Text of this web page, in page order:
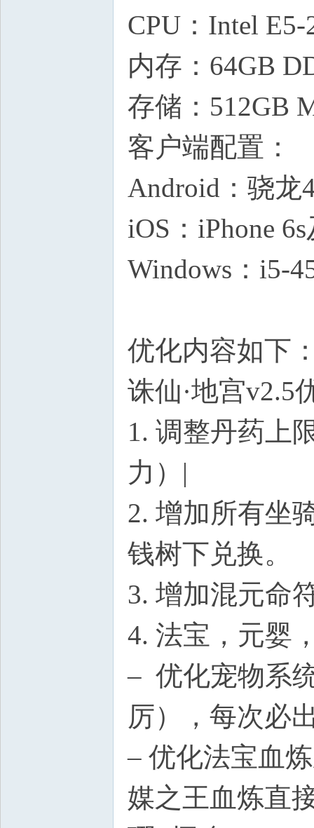
CPU：Intel
内存：64GB
存储：512GB
客户端配置：
Android：骁龙
iOS：iPhone
Windows：i5-
优化内容如下
诛仙·地宫v2.5
1. 调整丹药上
力）|
2. 增加所有坐
钱树下兑换。
3. 增加混元命
4. 法宝，元婴
– 优化宠物系
厉），每次必
– 优化法宝血
媒之王血炼直